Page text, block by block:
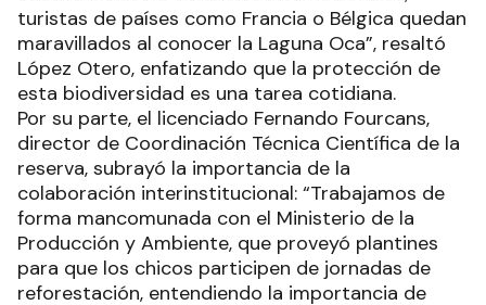
turistas de países como Francia o Bélgica quedan
maravillados al conocer la Laguna Oca”, resaltó
López Otero, enfatizando que la protección de
esta biodiversidad es una tarea cotidiana.
Por su parte, el licenciado Fernando Fourcans,
director de Coordinación Técnica Científica de la
reserva, subrayó la importancia de la
colaboración interinstitucional: “Trabajamos de
forma mancomunada con el Ministerio de la
Producción y Ambiente, que proveyó plantines
para que los chicos participen de jornadas de
reforestación, entendiendo la importancia de